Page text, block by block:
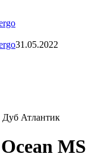
31.05.2022
Дуб Атлантик
MS